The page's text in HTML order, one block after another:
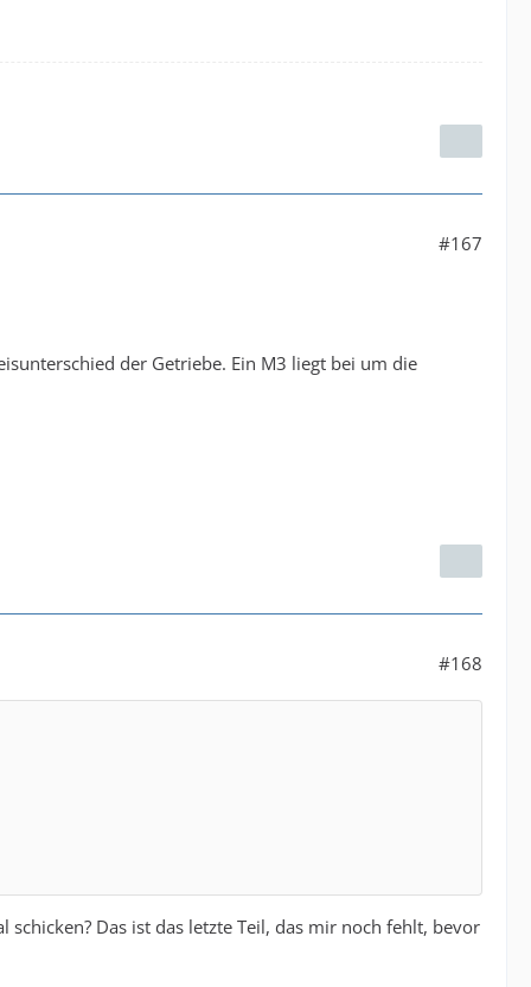
#167
der Getriebe. Ein M3 liegt bei um die
#168
Das ist das letzte Teil, das mir noch fehlt, bevor